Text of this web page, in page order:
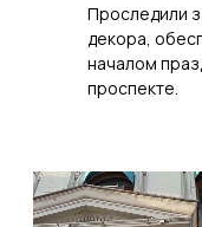
Проследили
декора,
началом
проспекте.